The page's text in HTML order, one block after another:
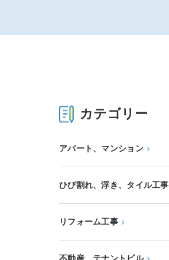
カテゴリー
アパート、マンション
ひび割れ、浮き、タイル工事
リフォーム工事